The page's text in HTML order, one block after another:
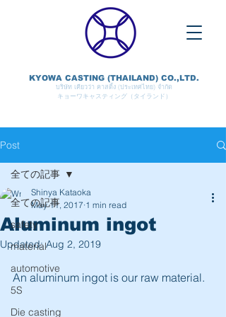
KYOWA CASTING (THAILAND) CO.,LTD.
บริษัท เคียวว่า คาสติ้ง (ประเทศไทย) จำกัด
キョーワキャスティング（タイランド）
Post
全ての記事
safety
material
automotive
5S
Die casting
全ての記事
Aluminum ingot
Shinya Kataoka
May 11, 2017 1 min read
Updated:Aug 2, 2019
An aluminum ingot is our raw material.